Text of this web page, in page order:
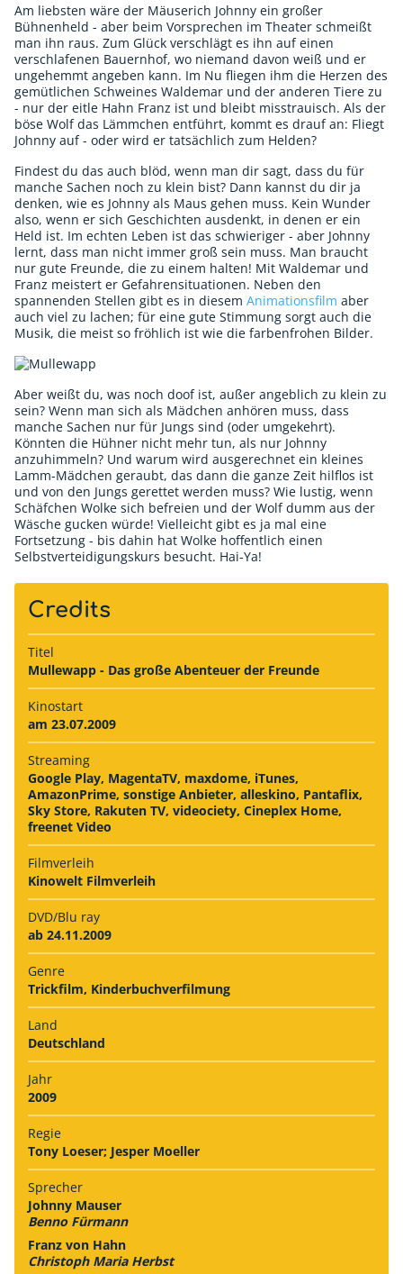
Am liebsten wäre der Mäuserich Johnny ein großer
Bühnenheld - aber beim Vorsprechen im Theater schmeißt
man ihn raus. Zum Glück verschlägt es ihn auf einen
verschlafenen Bauernhof, wo niemand davon weiß und er
ungehemmt angeben kann. Im Nu fliegen ihm die Herzen des
gemütlichen Schweines Waldemar und der anderen Tiere zu
- nur der eitle Hahn Franz ist und bleibt misstrauisch. Als der
böse Wolf das Lämmchen entführt, kommt es drauf an: Fliegt
Johnny auf - oder wird er tatsächlich zum Helden?
Findest du das auch blöd, wenn man dir sagt, dass du für
manche Sachen noch zu klein bist? Dann kannst du dir ja
denken, wie es Johnny als Maus gehen muss. Kein Wunder
also, wenn er sich Geschichten ausdenkt, in denen er ein
Held ist. Im echten Leben ist das schwieriger - aber Johnny
lernt, dass man nicht immer groß sein muss. Man braucht
nur gute Freunde, die zu einem halten! Mit Waldemar und
Franz meistert er Gefahrensituationen. Neben den
spannenden Stellen gibt es in diesem Animationsfilm aber
auch viel zu lachen; für eine gute Stimmung sorgt auch die
Musik, die meist so fröhlich ist wie die farbenfrohen Bilder.
Aber weißt du, was noch doof ist, außer angeblich zu klein zu
sein? Wenn man sich als Mädchen anhören muss, dass
manche Sachen nur für Jungs sind (oder umgekehrt).
Könnten die Hühner nicht mehr tun, als nur Johnny
anzuhimmeln? Und warum wird ausgerechnet ein kleines
Lamm-Mädchen geraubt, das dann die ganze Zeit hilflos ist
und von den Jungs gerettet werden muss? Wie lustig, wenn
Schäfchen Wolke sich befreien und der Wolf dumm aus der
Wäsche gucken würde! Vielleicht gibt es ja mal eine
Fortsetzung - bis dahin hat Wolke hoffentlich einen
Selbstverteidigungskurs besucht. Hai-Ya!
Credits
Titel
Mullewapp - Das große Abenteuer der Freunde
Kinostart
am 23.07.2009
Streaming
Google Play, MagentaTV, maxdome, iTunes,
AmazonPrime, sonstige Anbieter, alleskino, Pantaflix,
Sky Store, Rakuten TV, videociety, Cineplex Home,
freenet Video
Filmverleih
Kinowelt Filmverleih
DVD/Blu ray
ab 24.11.2009
Genre
Trickfilm, Kinderbuchverfilmung
Land
Deutschland
Jahr
2009
Regie
Tony Loeser; Jesper Moeller
Sprecher
Johnny Mauser
Benno Fürmann
Franz von Hahn
Christoph Maria Herbst